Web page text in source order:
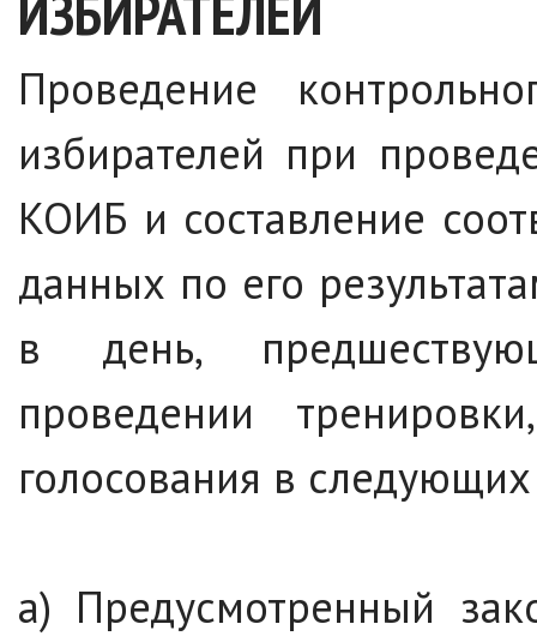
Проведение
избирателей при
КОИБ и составление
данных по его
в день,
проведении
голосования в следующих
а) Предусмотренный